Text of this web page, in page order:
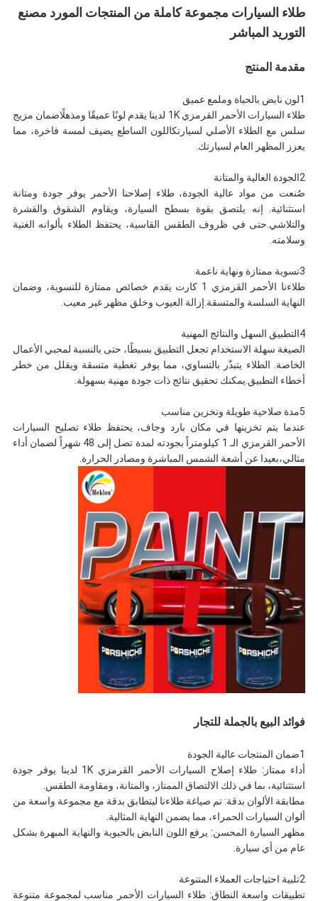
طلاء السيارات مجموعة كاملة من المنتجات المورد مصنع
التوريد المباشر
مقدمة المنتج
1لون نابض بالحياة وملمع عميق
طلاء السيارات الأحمر القرمزي 1K لدينا يقدم لونًا عميقًا ومذهلًاضمان مزيج
سلس مع الطلاء الأصلي لسيارتكاللون الساطع يضيف لمسة فاخرة، مما
يعزز المظهر العام لسيارتك.
2الجودة العالية والمتانة
صُنعت من مواد عالية الجودة، طلاء إصلاحنا الأحمر يوفر جودة ومتانة
استثنائية. إنه يلتصق بقوة بسطح السيارة، ويقاوم الشقوق والقشرة
والتلاشي.حتى في ظروف الطقس القاسية، يحتفظ الطلاء بألوانه الغنية
وسلامته.
3تسوية ممتازة ونهاية ناعمة
طلاءنا الأحمر القرمزي 1 كارت يقدم خصائص ممتازة للتسوية، وضمان
النهاية السلسة والمتسقة.إزالة العيوب وخلق مظهر غير معيب.
4التطبيق السهل والنتائج المهنية
الصيغة سهلة الاستخدام تجعل التطبيق بسيطًا، حتى بالنسبة لمحبي الأعمال
الخاصة. الطلاء يتبذّر بالتساوي، مما يوفر تغطية متسقة ويقلل من خطر
أخطاء التطبيق.يمكنك تحقيق نتائج ذات جودة مهنية بسهولة.
5مدة صلاحية طويلة وتخزين مناسب
عندما يتم تخزينها في مكان بارد وجاف، يحتفظ طلاء تصليح السيارات
الأحمر القرمزي الـ 1 كيلومتراً بجودته لمدة تصل إلى 48 شهراً لضمان أداء
مثالي،بعيدا عن أشعة الشمس المباشرة ومصادر الحرارة.
فوائد البيع بالجملة للتجار
1ضمان المنتجات عالية الجودة
أداء ممتاز: طلاء إصلاح السيارات الأحمر القرمزي 1K لدينا يوفر جودة
استثنائية، بما في ذلك الالتصاق الممتاز، والمتانة، ومقاومة الطقس.
مطابقة الألوان بدقة: تم صياغة طلاءنا ليتطابق بدقة مع مجموعة واسعة من
ألوان السيارات الحمراء، مما يضمن النهاية المثالية.
مظهر السيارة المحسن: يرفع اللون النابض بالحيوية والنهاية المبهرة بشكل
عام من أي سيارة.
2تلبية احتياجات العملاء المتنوعة
تطبيقات واسعة النطاق: طلاء السيارات الأحمر مناسب لمجموعة متنوعة